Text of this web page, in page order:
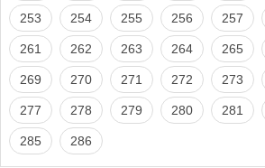
253 254 255 256 257
261 262 263 264 265
269 270 271 272 273
277 278 279 280 281
285 286